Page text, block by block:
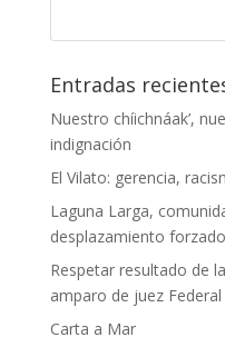
Entradas
Nuestro chíichnáak’,
indignación
El Vilato: gerencia,
Laguna Larga,
desplazamiento forzado
Respetar resultado de
amparo de juez Federal
Carta a Mar